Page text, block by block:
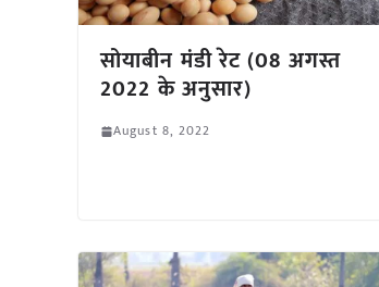
सोयाबीन मंडी रेट (08 अगस्त
2022 के अनुसार)
August 8, 2022